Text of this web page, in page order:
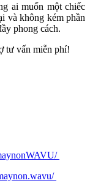
ai muốn một chiếc
và không kém phần
phong cách.
tư vấn miễn phí!